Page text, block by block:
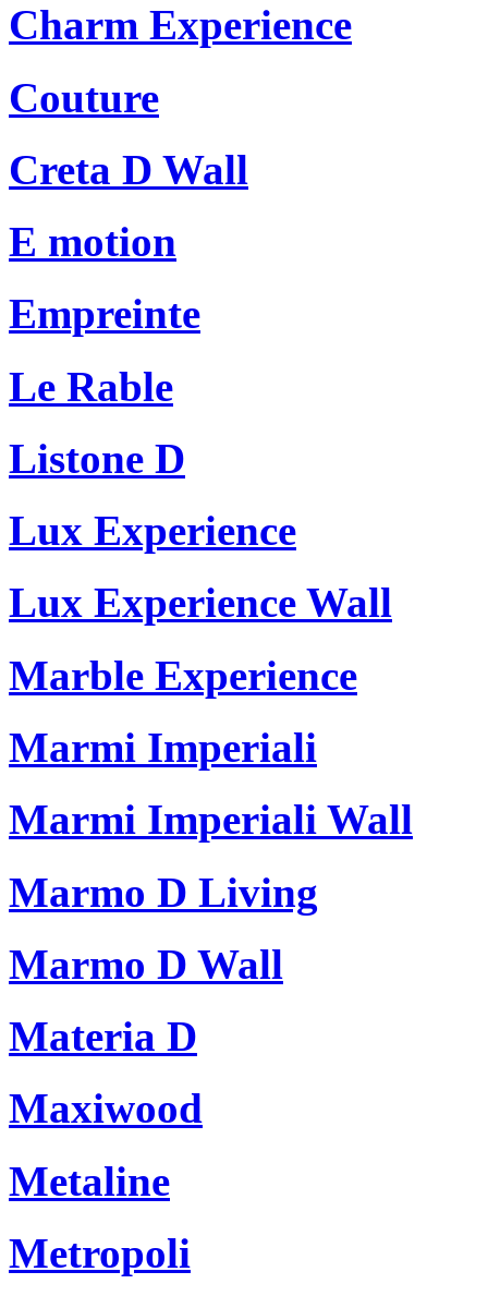
Charm Experience
Couture
Creta D Wall
E motion
Empreinte
Le Rable
Listone D
Lux Experience
Lux Experience Wall
Marble Experience
Marmi Imperiali
Marmi Imperiali Wall
Marmo D Living
Marmo D Wall
Materia D
Maxiwood
Metaline
Metropoli